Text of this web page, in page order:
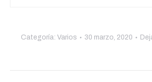
Categoría: Varios 30 marzo, 2020